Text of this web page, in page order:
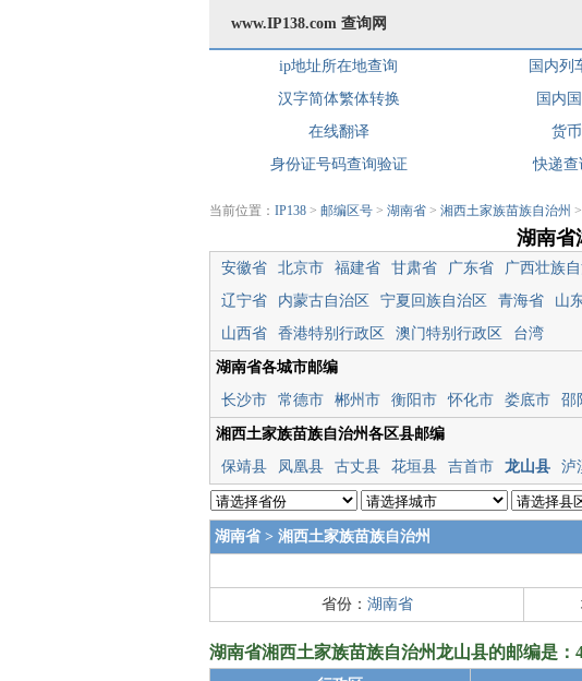
www.IP138.com 查询网
ip地址所在地查询 国内列
汉字简体繁体转换
国内
在线翻译
货
身份证号码查询验证
快递查
当前位置： IP138 > 邮编区号 > 湖南省 > 湘西土家族苗族自治州 >
湖南省
安徽省 北京市 福建省 甘肃省 广东省 广西壮族
辽宁省
内蒙古自治区 宁夏回族自治区 青海省 山
山西省
香港特别行政区 澳门特别行政区 台湾
湖南省各城市邮编
长沙市
常德市 郴州市 衡阳市 怀化市 娄底市 邵
湘西土家族苗族自治州各区县邮编
保靖县
凤凰县 古丈县 花垣县 吉首市 龙山县 泸
湖南省> 湘西土家族苗族自治州
省份： 湖南省
湖南省湘西土家族苗族自治州龙山县的邮编是：